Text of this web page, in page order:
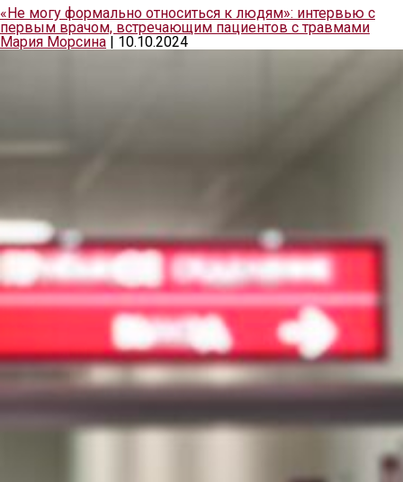
«Не могу формально относиться к людям»: интервью с
первым врачом, встречающим пациентов с травмами
Мария Морсина
10.10.2024